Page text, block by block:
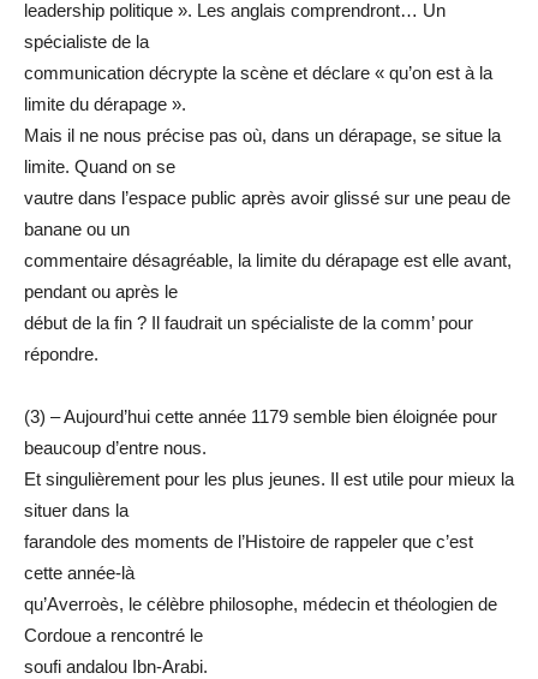
leadership politique ». Les anglais comprendront… Un
spécialiste de la
communication décrypte la scène et déclare « qu’on est à la
limite du dérapage ».
Mais il ne nous précise pas où, dans un dérapage, se situe la
limite. Quand on se
vautre dans l’espace public après avoir glissé sur une peau de
banane ou un
commentaire désagréable, la limite du dérapage est elle avant,
pendant ou après le
début de la fin ? Il faudrait un spécialiste de la comm’ pour
répondre.
(3) – Aujourd’hui cette année 1179 semble bien éloignée pour
beaucoup d’entre nous.
Et singulièrement pour les plus jeunes. Il est utile pour mieux la
situer dans la
farandole des moments de l’Histoire de rappeler que c’est
cette année-là
qu’Averroès, le célèbre philosophe, médecin et théologien de
Cordoue a rencontré le
soufi andalou Ibn-Arabi.